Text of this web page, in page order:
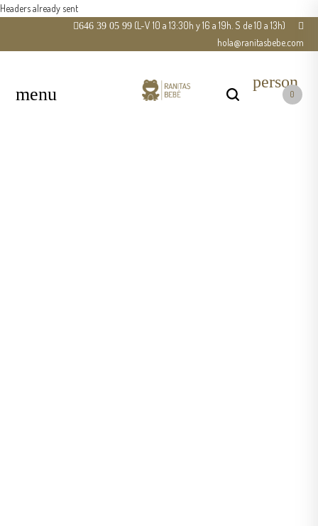
Headers already sent
646 39 05 99 (L-V 10 a 13:30h y 16 a 19h. S de 10 a 13h)
hola@ranitasbebe.com
person
0